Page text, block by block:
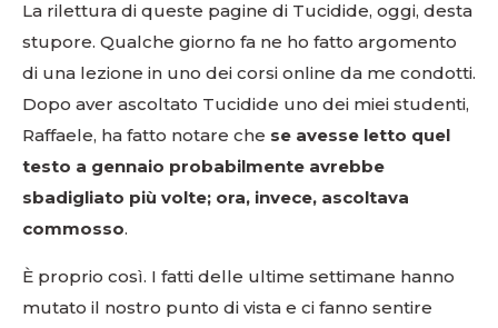
La rilettura di queste pagine di Tucidide, oggi, desta
stupore. Qualche giorno fa ne ho fatto argomento
di una lezione in uno dei corsi online da me condotti.
Dopo aver ascoltato Tucidide uno dei miei studenti,
Raffaele, ha fatto notare che se avesse letto quel
testo a gennaio probabilmente avrebbe
sbadigliato più volte; ora, invece, ascoltava
commosso.
È proprio così. I fatti delle ultime settimane hanno
mutato il nostro punto di vista e ci fanno sentire